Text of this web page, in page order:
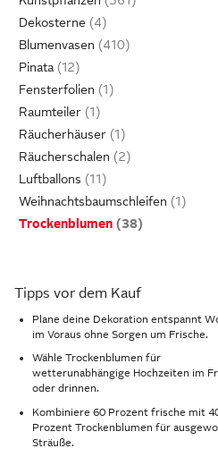
Dekosterne
Blumenvasen
Pinata
Fensterfolien
Raumteiler
Räucherhäuser
Räucherschalen
Luftballons
Weihnachtsbaumschleifen
Trockenblumen
Tipps vor dem Kauf
Plane deine Dekoration entspannt
im Voraus ohne Sorgen um Frische.
Wähle Trockenblumen für
wetterunabhängige Hochzeiten im
oder drinnen.
Kombiniere 60 Prozent frische mit
Prozent Trockenblumen für
Sträuße.